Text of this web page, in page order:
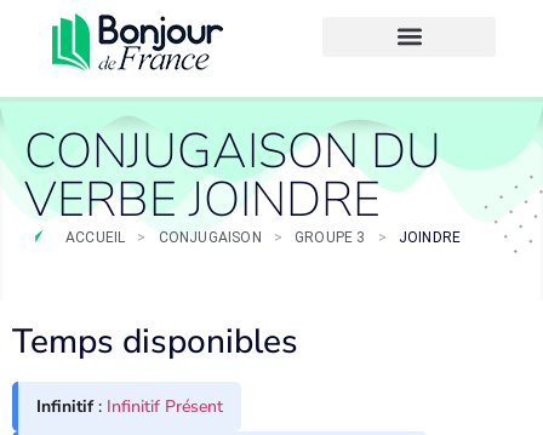
CONJUGAISON DU
VERBE JOINDRE
ACCUEIL > CONJUGAISON > GROUPE 3 > JOINDRE
Temps disponibles
Infinitif: Infinitif Présent